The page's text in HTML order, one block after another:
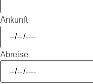
Ankunft
Abreise